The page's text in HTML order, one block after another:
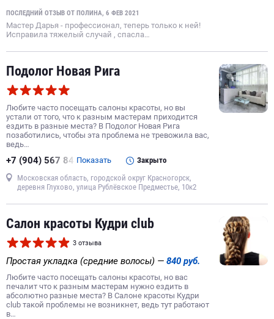
ПОСЛЕДНИЙ ОТЗЫВ ОТ ПОЛИНА, 6 ФЕВ 2021
Мастер Дарья - профессионал, теперь только к ней!
Исправила тяжелый случай , спасла…
Подолог Новая Рига
Любите часто посещать салоны красоты, но вы
устали от того, что к разным мастерам приходится
ездить в разные места? В Подолог Новая Рига
позаботились, чтобы эта проблема не тревожила вас,
ведь…
+7 (904) 567 84 Показать Закрыто
Московская область, городской округ Красногорск,
деревня Глухово, улица Рублёвское Предместье, 10к2
Салон красоты Кудри club
3 отзыва
Простая укладка (средние волосы) — 840 руб.
Любите часто посещать салоны красоты, но вас
печалит что к разным мастерам нужно ездить в
абсолютно разные места? В Салоне красоты Кудри
club такой проблемы не возникнет, ведь тут работают
в…